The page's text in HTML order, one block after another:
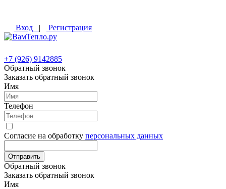
Вход | Регистрация
+7 (926) 9142885
Обратный звонок
Заказать обратный звонок
Имя
Телефон
Согласие на обработку персональных данных
Отправить
Обратный звонок
Заказать обратный звонок
Имя